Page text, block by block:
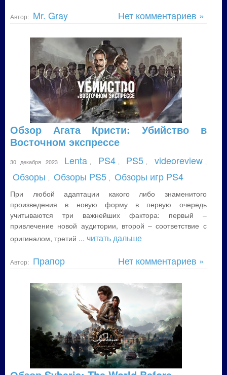
Автор: Mr. Gray Нет комментариев »
Обзор Агата Кристи: Убийство в
Восточном экспрессе
30 декабря 2023 Lenta PS4 PS5 videoreview
Обзоры Обзоры PS5 Обзоры игр PS4
При любой адаптации какого либо знаменитого
произведения в новую форму в первую очередь
учитываются три важнейших фактора: первый –
привлечение новой аудитории, второй – соответствие с
оригиналом, третий ... читать дальше
Автор: Прапор Нет комментариев »